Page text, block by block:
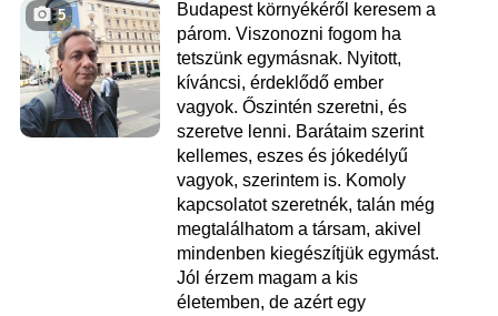
5
Budapest környékéről keresem a
párom. Viszonozni fogom ha
tetszünk egymásnak. Nyitott,
kíváncsi, érdeklődő ember
vagyok. Őszintén szeretni, és
szeretve lenni. Barátaim szerint
kellemes, eszes és jókedélyű
vagyok, szerintem is. Komoly
kapcsolatot szeretnék, talán még
megtalálhatom a társam, akivel
mindenben kiegészítjük egymást.
Jól érzem magam a kis
életemben, de azért egy